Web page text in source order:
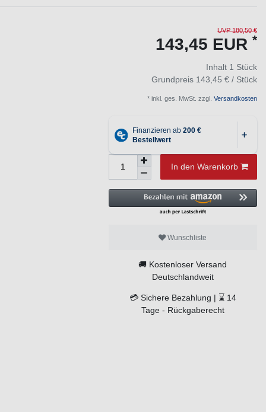
UVP 180,50 €
143,45 EUR *
Inhalt 1 Stück
Grundpreis 143,45 € / Stück
* inkl. ges. MwSt. zzgl. Versandkosten
In den Warenkorb
Wunschliste
🚚 Kostenloser Versand
Deutschlandweit
💳 Sichere Bezahlung | ⌛ 14
Tage - Rückgaberecht